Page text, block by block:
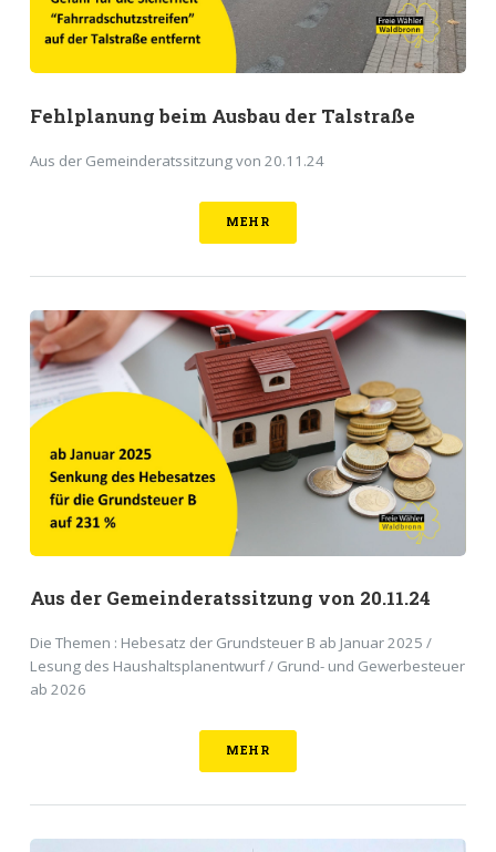
Fehlplanung beim Ausbau der Talstraße
Aus der Gemeinderatssitzung von 20.11.24
MEHR
Aus der Gemeinderatssitzung von 20.11.24
Die Themen : Hebesatz der Grundsteuer B ab Januar 2025 /
Lesung des Haushaltsplanentwurf / Grund- und Gewerbesteuer
ab 2026
MEHR